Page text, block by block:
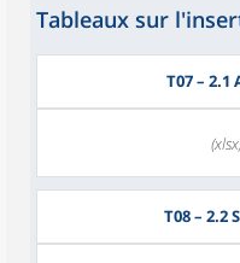
Tableaux sur
T07– 2.1
T08– 2.2